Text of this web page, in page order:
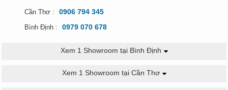
Cần Thơ : 0906 794 345
Bình Định : 0979 070 678
Xem 1 Showroom tại Bình Định
Xem 1 Showroom tại Cần Thơ